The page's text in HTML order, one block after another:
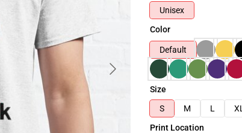
Unisex
Color
Default
Size
S
M L XL
Print Location